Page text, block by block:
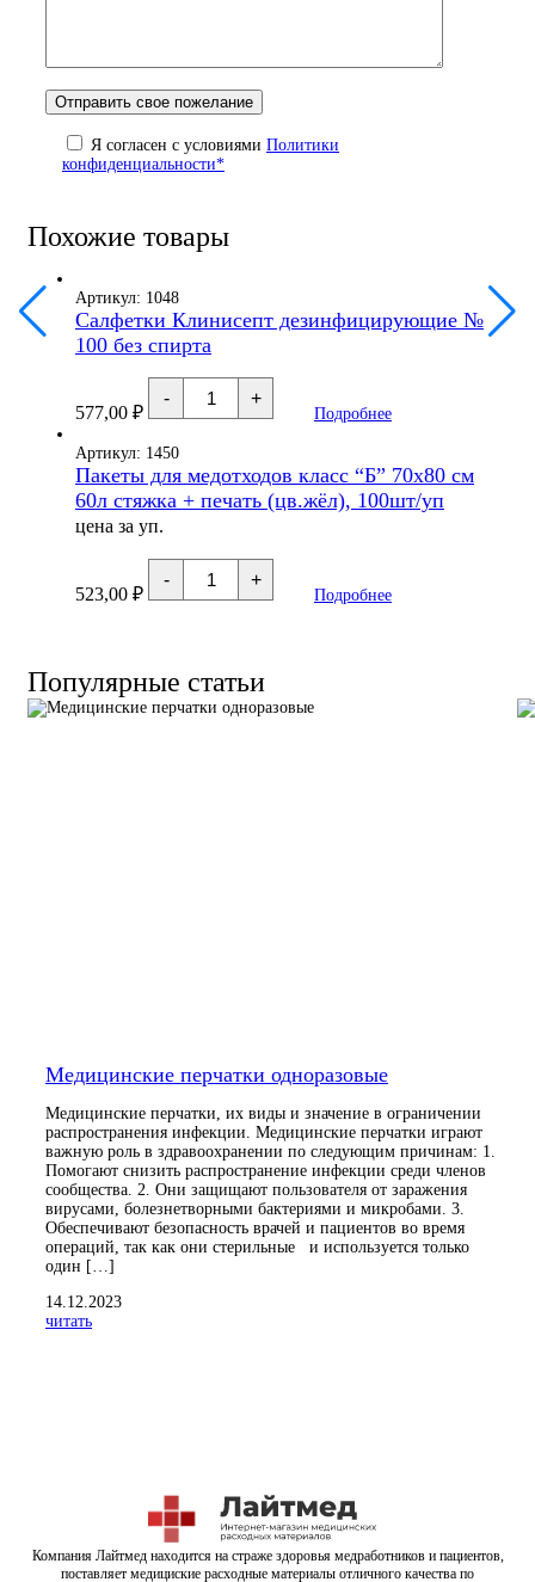
Я согласен с условиями Политики
конфиденциальности*
Похожие товары
Артикул: 1048
Салфетки Клинисепт дезинфицирующие №
100 без спирта
577,00 ₽
-
Количество
товара
Салфетки
100
без
+
Подробнее
Артикул: 1450
Пакеты для медотходов класс “Б” 70х80 см
60л стяжка + печать (цв.жёл), 100шт/уп
цена за уп.
523,00 ₽
-
Количество
товара
Пакеты
70х80
60л
+
Подробнее
Популярные статьи
Медицинские перчатки одноразовые
Медицинские перчатки, их виды и значение в ограничении
распространения инфекции. Медицинские перчатки играют
важную роль в здравоохранении по следующим причинам: 1.
Помогают снизить распространение инфекции среди членов
сообщества. 2. Они защищают пользователя от заражения
вирусами, болезнетворными бактериями и микробами. 3.
Обеспечивают безопасность врачей и пациентов во время
операций, так как они стерильные и используется только
один […]
14.12.2023
читать
Компания Лайтмед находится на страже здоровья медработников и пациентов,
поставляет медициские расходные материалы отличного качества по